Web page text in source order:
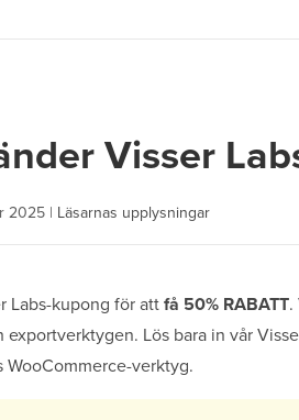
Visser
2025 | Läsarnas upplysningar
Labs-kupong för attfå 50% RABATT.
Lös bara in vår
WooCommerce-verktyg.